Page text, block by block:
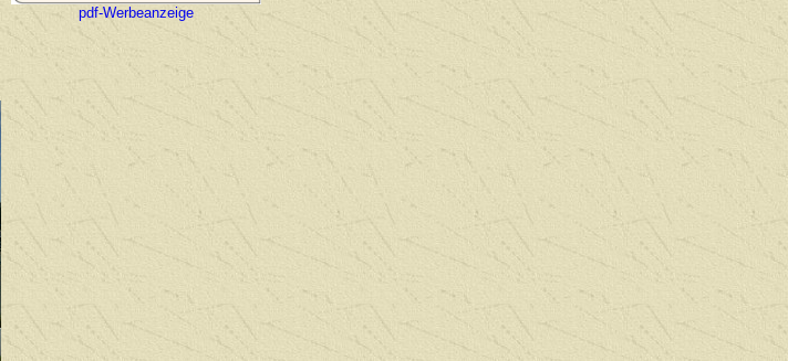
pdf-Werbeanzeige